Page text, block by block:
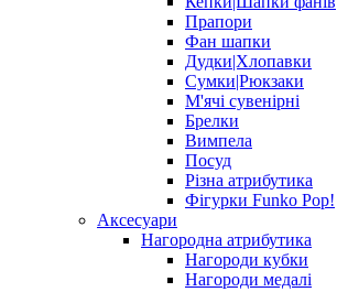
Прапори
Фан шапки
Дудки|Хлопавки
Сумки|Рюкзаки
М'ячі сувенірні
Брелки
Вимпела
Посуд
Різна атрибутика
Фігурки Funko Pop!
Аксесуари
Нагородна атрибутика
Нагороди кубки
Нагороди медалі